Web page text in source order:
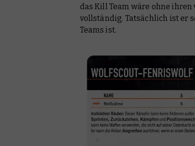
das Kill Team wäre ohne
vollständig. Tatsächlich ist er
Teams ist.